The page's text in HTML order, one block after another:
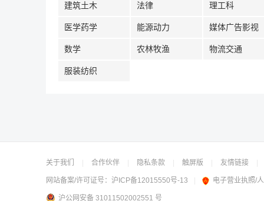
建筑土木 法律 理工科
医学药学 能源动力 媒体广告影视
数学 农林牧渔 物流交通
服装纺织
关于我们 合作伙伴 隐私条款 触屏版 友情链接
网站备案/许可证号： 沪ICP备12015550号-13 电子营业执照/
沪公网安备 31011502002551 号